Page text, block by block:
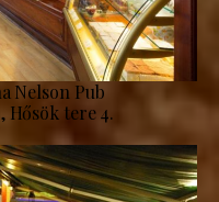
Nelson Pub
Hősök tere 4.